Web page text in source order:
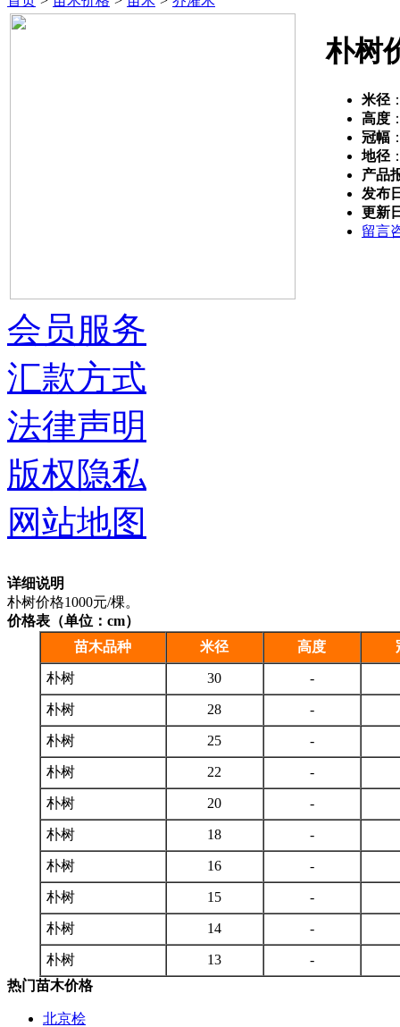
朴树
米径
高度
冠幅
地径
产品
发布
更新
留言
详细说明
朴树价格1000元/棵。
价格表（单位：cm）
苗木品种
米径 高度
朴树 30 -
朴树 28 -
朴树 25 -
朴树 22 -
朴树 20 -
朴树 18 -
朴树 16 -
朴树 15 -
朴树 14 -
朴树 13
-
热门苗木价格
北京桧
会员服务
汇款方式
法律声明
版权隐私
网站地图